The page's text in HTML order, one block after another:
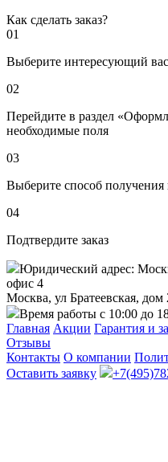
Как сделать заказ?
01
Выберите интересующий вас
02
Перейдите в раздел
необходимые поля
03
Выберите способ
04
Подтвердите заказ
Юридический адрес:
офис 4
Москва, ул Братеевская, дом
Время работы с 10:00 до
Главная Акции Гарантия и
Отзывы
Контакты О компании
Оставить заявку